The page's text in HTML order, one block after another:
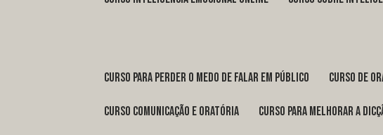
curso para perder o medo de falar em público curso de
curso comunicação e oratória curso para melhorar a